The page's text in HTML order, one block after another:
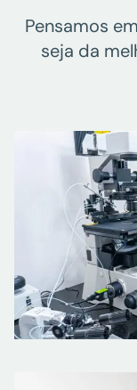
Pensamos
seja da